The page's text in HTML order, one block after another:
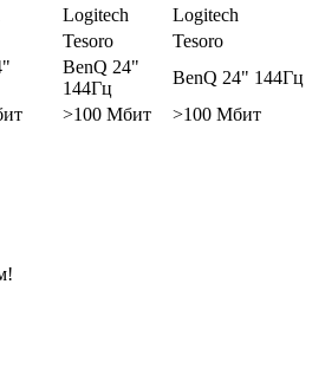
Logitech
Logitech
Tesoro
Tesoro
BenQ 24"
144Гц
BenQ 24" 144Гц
>100 Мбит >100 Мбит